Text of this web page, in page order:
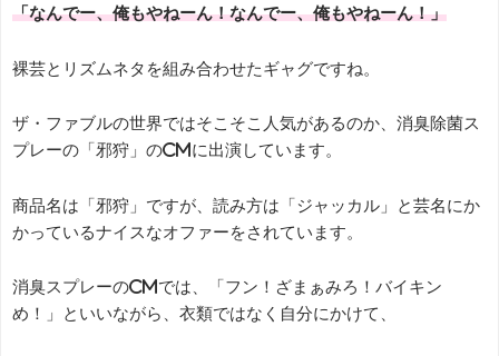
「なんでー、俺もやねーん！なんでー、俺もやねーん！」
裸芸とリズムネタを組み合わせたギャグですね。
ザ・ファブルの世界ではそこそこ人気があるのか、消臭除菌ス
プレーの「邪狩」のCMに出演しています。
商品名は「邪狩」ですが、読み方は「ジャッカル」と芸名にか
かっているナイスなオファーをされています。
消臭スプレーのCMでは、「フン！ざまぁみろ！バイキン
め！」といいながら、衣類ではなく自分にかけて、